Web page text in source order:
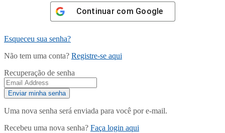
Continuar com Google
Esqueceu sua senha?
Não tem uma conta? Registre-se aqui
Recuperação de senha
Uma nova senha será enviada para você por e-mail.
Recebeu uma nova senha? Faça login aqui